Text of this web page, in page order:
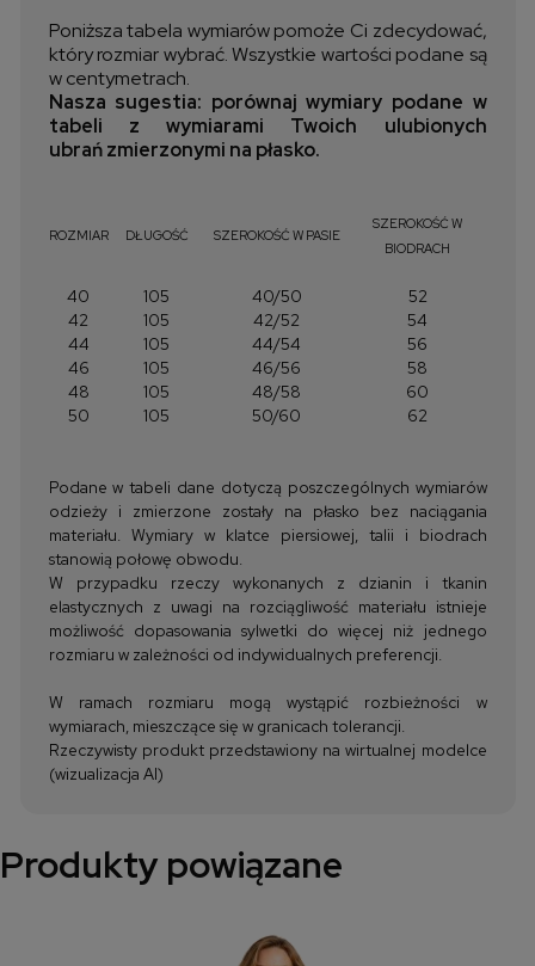
Poniższa tabela wymiarów pomoże Ci zdecydować,
który rozmiar wybrać. Wszystkie wartości podane są
w centymetrach.
Nasza sugestia: porównaj wymiary podane w
tabeli z wymiarami Twoich ulubionych
ubrań zmierzonymi na płasko.
ROZMIAR DŁUGOŚĆ SZEROKOŚĆ W PASIE
SZEROKOŚĆ W
BIODRACH
40 105 40/50
52
42
105 42/52
54
44
105 44/54
56
46
105 46/56
58
48
105 48/58
60
50
105 50/60 62
Podane w tabeli dane dotyczą poszczególnych wymiarów
odzieży i zmierzone zostały na płasko bez naciągania
materiału. Wymiary w klatce piersiowej, talii i biodrach
stanowią połowę obwodu.
W przypadku rzeczy wykonanych z dzianin i tkanin
elastycznych z uwagi na rozciągliwość materiału istnieje
możliwość dopasowania sylwetki do więcej niż jednego
rozmiaru w zależności od indywidualnych preferencji.
W ramach rozmiaru mogą wystąpić rozbieżności w
wymiarach, mieszczące się w granicach tolerancji.
Rzeczywisty produkt przedstawiony na wirtualnej modelce
(wizualizacja AI)
Produkty powiązane